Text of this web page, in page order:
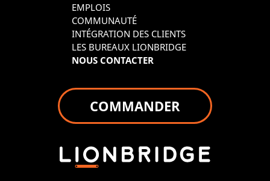
EMPLOIS
COMMUNAUTÉ
INTÉGRATION DES CLIENTS
LES BUREAUX LIONBRIDGE
NOUS CONTACTER
COMMANDER